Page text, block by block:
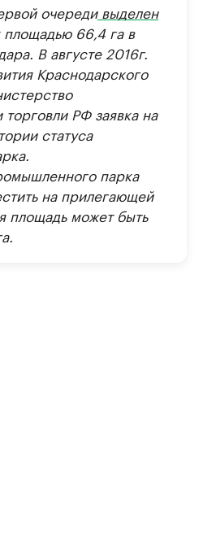
очередивыделен
площадью 66,4 га в
В августе 2016г.
Краснодарского
РФ заявка на
статуса
парка
на прилегающей
площадь может быть